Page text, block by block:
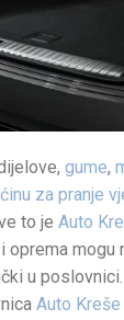
gume,
za pranje
to je Auto
mogu
u poslovnici.
Auto Kreše